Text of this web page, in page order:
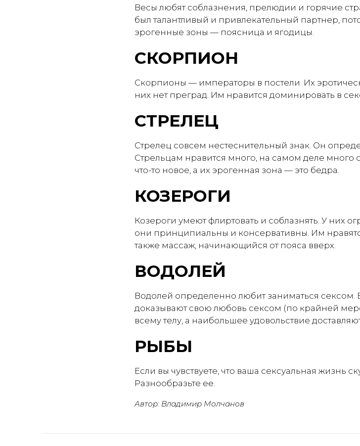
Весы любят соблазнения, прелюдии и горячие
был талантливый и привлекательный партнер,
эрогенные зоны — поясница и ягодицы.
СКОРПИОН
Скорпионы — императоры в постели. Их
них нет преград. Им нравится доминировать в
СТРЕЛЕЦ
Стрелец совсем нестеснительный знак. Он
Стрельцам нравится много, на самом деле много
что-то новое, а их эрогенная зона — это бедра.
КОЗЕРОГИ
Козероги умеют флиртовать и соблазнять. У них
они принципиальны и консервативны. Им
также массаж, начинающийся от пояса вверх.
ВОДОЛЕЙ
Водолей определенно любит заниматься
доказывают свою любовь сексом (по крайней
всему телу, а наибольшее удовольствие
РЫБЫ
Если вы чувствуете, что ваша сексуальная жизнь
Разнообразьте ее.
Автор: Владимир Молчанов